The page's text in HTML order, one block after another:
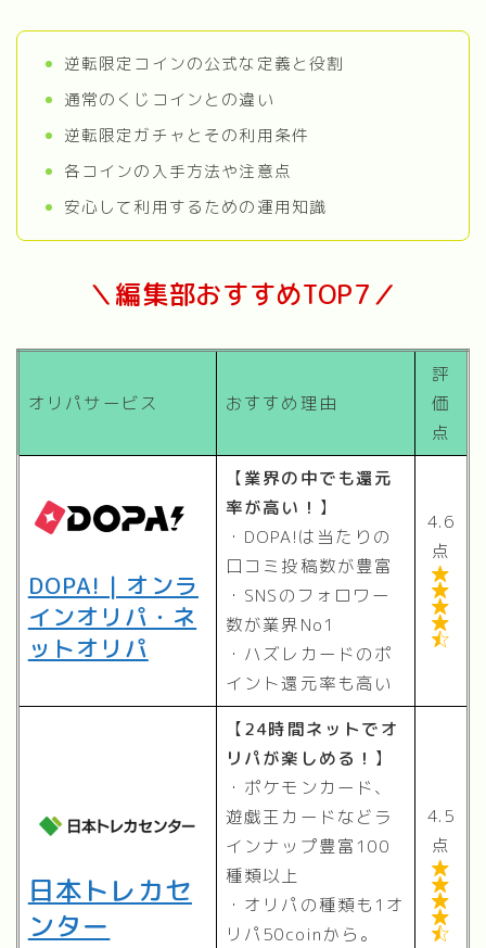
逆転限定コインの公式な定義と役割
通常のくじコインとの違い
逆転限定ガチャとその利用条件
各コインの入手方法や注意点
安心して利用するための運用知識
＼編集部おすすめTOP7／
オリパサービス おすすめ理由
評
価
点
DOPA! | オンラ
インオリパ・ネ
ットオリパ
【業界の中でも還元
率が高い！ 】
・DOPA!は当たりの
口コミ投稿数が豊富
・SNSのフォロワー
数が業界No1
・ハズレカードのポ
イント還元率も高い
4.6
点





日本トレカセ
ンター
【24時間ネットでオ
リパが楽しめる！ 】
・ポケモンカード、
遊戯王カードなどラ
インナップ豊富100
種類以上
・オリパの種類も1オ
リパ50coinから。
4.5
点




